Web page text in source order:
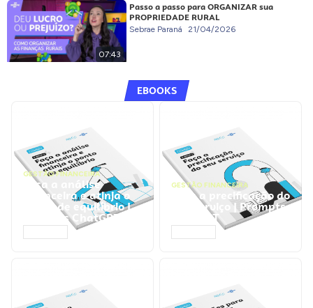
07:43
Passo a passo para ORGANIZAR sua
PROPRIEDADE RURAL
Sebrae Paraná 21/04/2026
EBOOKS
GESTÃO FINANCEIRA
Faça a análise
financeira e atinja o
ponto de equilíbrio |
Prompts ChatGPT
GESTÃO FINANCEIRA
Faça a precificação do
seu serviço | Prompts
ChatGPT